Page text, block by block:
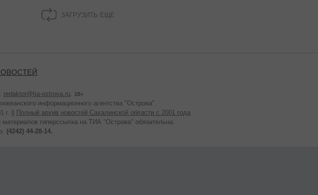
ЗАГРУЗИТЬ ЕЩЕ
redaktor@tia-ostrova.ru 18+
информационного агентства "Острова".
г. || Полный архив новостей Сахалинской области с 2001 года
гиперссылка на ТИА "Острова" обязательна.
(4242) 44-28-14.